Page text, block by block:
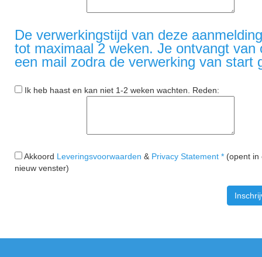
De verwerkingstijd van deze
tot maximaal 2 weken. Je ontvangt van
een mail zodra de verwerking van start
Ik heb haast en kan niet 1-2 weken wachten. Reden:
Akkoord Leveringsvoorwaarden & Privacy Statement * (opent in
nieuw venster)